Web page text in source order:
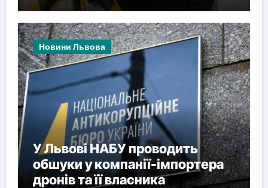
Новини Львова
У Львові НАБУ проводить
обшуки у компанії-імпортера
дронів та її власника